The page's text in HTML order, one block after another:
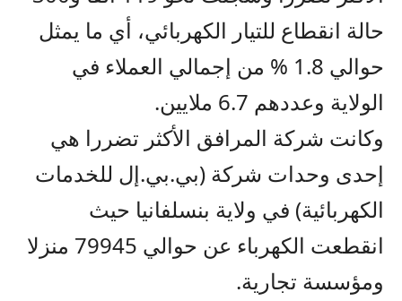
حالة انقطاع للتيار الكهربائي، أي ما يمثل
حوالي 1.8 % من إجمالي العملاء في
الولاية وعددهم 6.7 ملايين.
وكانت شركة المرافق الأكثر تضررا هي
إحدى وحدات شركة (بي.بي.إل للخدمات
الكهربائية) في ولاية بنسلفانيا حيث
انقطعت الكهرباء عن حوالي 79945 منزلا
ومؤسسة تجارية.